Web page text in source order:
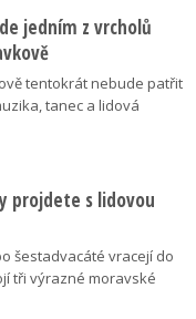
jedním z vrcholů
tentokrát nebude patřit
tanec a lidová
projdete s lidovou
šestadvacáté vracejí do
tři výrazné moravské